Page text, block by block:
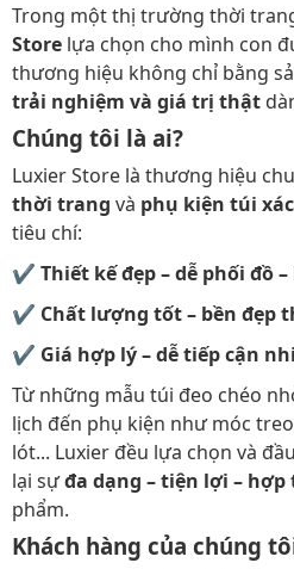
Trong một thị trường thời
Store lựa chọn cho mình con
thương hiệu không chỉ bằng
trải nghiệm và giá trị thật
Chúng tôi là ai?
Luxier Store là thương hiệu
thời trang và phụ kiện túi
tiêu chí:
✔ Thiết kế đẹp – dễ phối đồ
✔ Chất lượng tốt – bền đẹp
✔ Giá hợp lý – dễ tiếp cận
Từ những mẫu túi đeo chéo
lịch đến phụ kiện như móc
lót... Luxier đều lựa chọn và
lại sựđa dạng – tiện lợi – hợp
phẩm.
Khách hàng của chúng